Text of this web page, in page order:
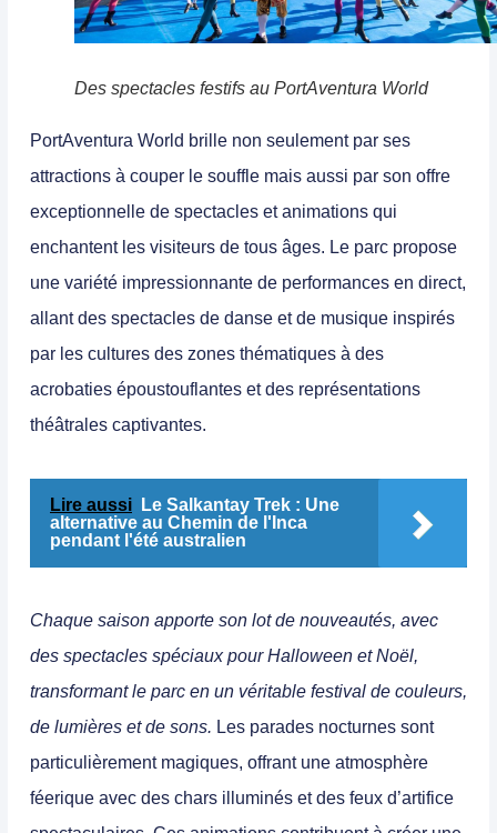
Des spectacles festifs au PortAventura World
PortAventura World brille non seulement par ses
attractions à couper le souffle mais aussi par son offre
exceptionnelle de spectacles et animations qui
enchantent les visiteurs de tous âges. Le parc propose
une variété impressionnante de performances en direct,
allant des spectacles de danse et de musique inspirés
par les cultures des zones thématiques à des
acrobaties époustouflantes et des représentations
théâtrales captivantes.
Lire aussi
Le Salkantay Trek : Une
alternative au Chemin de l'Inca
pendant l'été australien
Chaque saison apporte son lot de nouveautés, avec
des spectacles spéciaux pour Halloween et Noël,
transformant le parc en un véritable festival de couleurs,
de lumières et de sons. Les parades nocturnes sont
particulièrement magiques, offrant une atmosphère
féerique avec des chars illuminés et des feux d’artifice